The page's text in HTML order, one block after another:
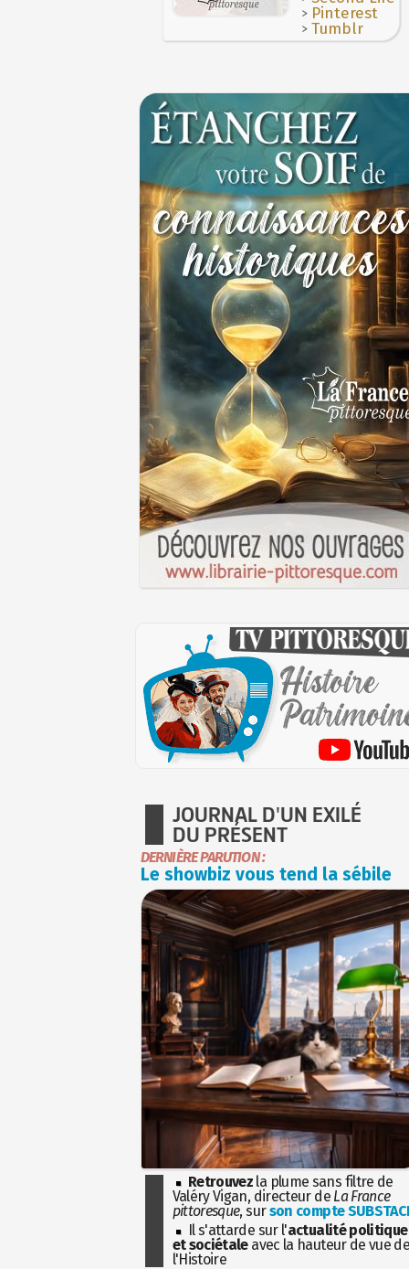
JOURNAL D'UN EXILÉ
DU PRÉSENT
DERNIÈRE PARUTION :
Le showbiz vous tend la sébile
Retrouvez la plume sans filtre de
Valéry Vigan, directeur de La France
pittoresque, surson compte
Il s'attarde sur l'actualité politique
et sociétaleavec la hauteur de vue
l'Histoire
> Pinterest
>Tumblr